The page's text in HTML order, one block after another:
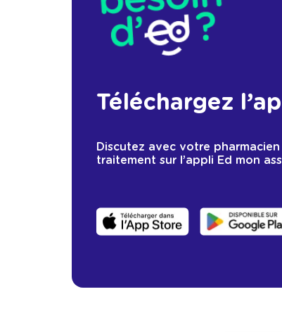
Téléchargez
Discutez avec votre
traitement sur l’appli Ed mon